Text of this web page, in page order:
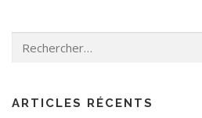
ARTICLES RÉCENTS